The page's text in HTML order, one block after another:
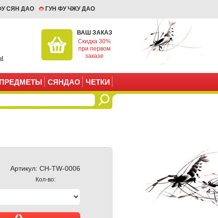
СЯН ДАО ГУН ФУ ЧЖУ ДАО
ВАШ ЗАКАЗ
Скидка 30%
при первом
заказе
ПРЕДМЕТЫ СЯНДАО ЧЕТКИ
Артикул: CH-TW-0006
Кол-во: